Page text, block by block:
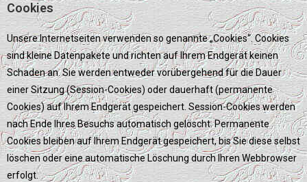
Cookies
Unsere Internetseiten verwenden so genannte „Cookies“. Cookies
sind kleine Datenpakete und richten auf Ihrem Endgerät keinen
Schaden an. Sie werden entweder vorübergehend für die Dauer
einer Sitzung (Session-Cookies) oder dauerhaft (permanente
Cookies) auf Ihrem Endgerät gespeichert. Session-Cookies werden
nach Ende Ihres Besuchs automatisch gelöscht. Permanente
Cookies bleiben auf Ihrem Endgerät gespeichert, bis Sie diese selbst
löschen oder eine automatische Löschung durch Ihren Webbrowser
erfolgt.